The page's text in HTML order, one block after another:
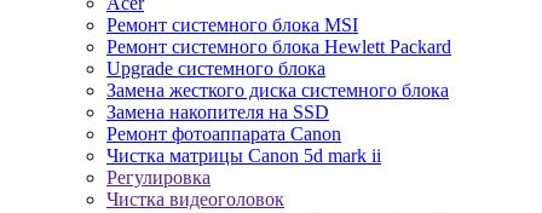
Ремонт системного блока MSI
Ремонт системного блока Hewlett Packard
Upgrade системного блока
Замена жесткого диска системного блока
Замена накопителя на SSD
Ремонт фотоаппарата Canon
Чистка матрицы Canon 5d mark ii
Регулировка
Чистка видеоголовок